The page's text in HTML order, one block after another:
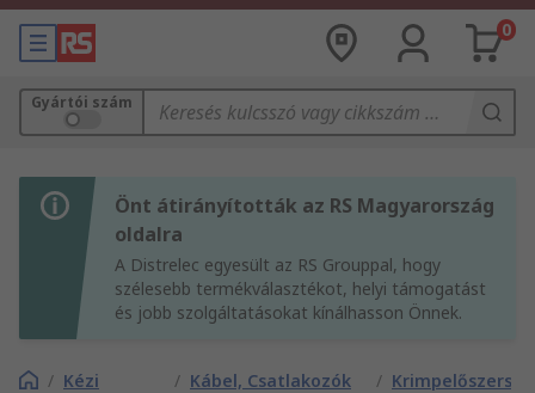
0
Gyártói szám
Önt átirányították az RS Magyarország
oldalra
A Distrelec egyesült az RS Grouppal, hogy
szélesebb termékválasztékot, helyi támogatást
és jobb szolgáltatásokat kínálhasson Önnek.
/ Kézi
/ Kábel, Csatlakozók
/